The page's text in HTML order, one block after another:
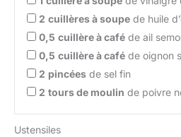
2 cuillères à soupe de huile
0,5 cuillère à café de ail
0,5 cuillère à café de oignon
2 pincées de sel fin
2 tours de moulin de poivre
Ustensiles